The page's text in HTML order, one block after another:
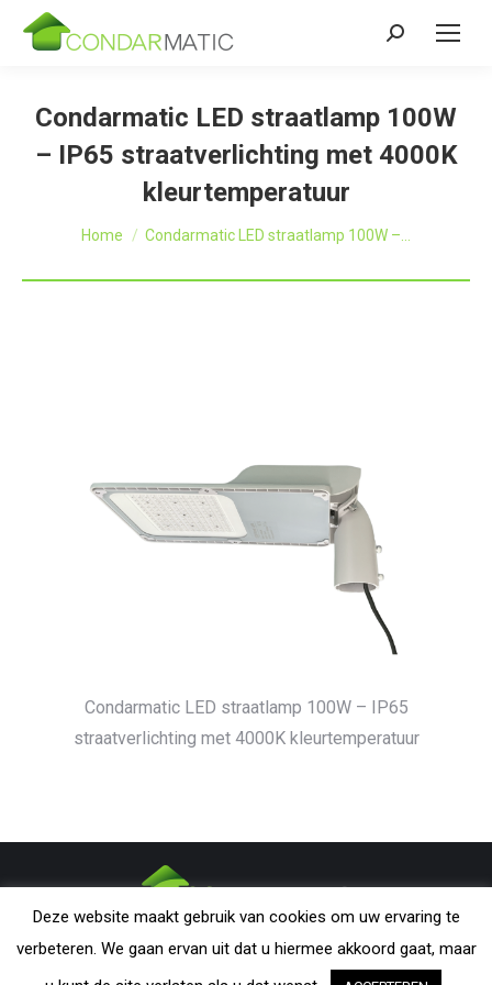
Zoeken:
Condarmatic LED straatlamp 100W
– IP65 straatverlichting met 4000K
kleurtemperatuur
Je bent hier:
Home Condarmatic LED straatlamp 100W –…
Condarmatic LED straatlamp 100W – IP65
straatverlichting met 4000K kleurtemperatuur
from this website may be reproduced without explicit permission from
Deze website maakt gebruik van cookies om uw ervaring te
verbeteren. We gaan ervan uit dat u hiermee akkoord gaat, maar